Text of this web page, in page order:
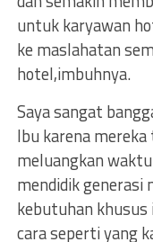
untuk karyawan
ke maslahatan
hotel,imbuhnya.
Saya sangat
Ibu karena
meluangkan
mendidik generasi
kebutuhan
cara seperti yang